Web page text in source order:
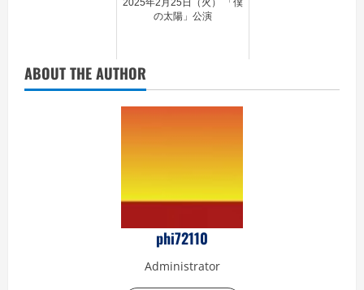
2025年2月25日（火） 「僕
の太陽」公演
ABOUT THE AUTHOR
phi72110
Administrator